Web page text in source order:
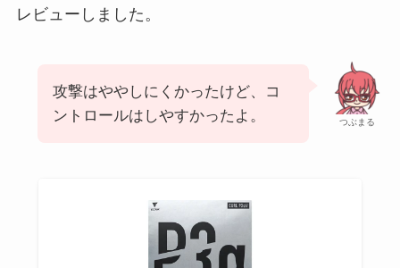
レビューしました。
つぶまる
攻撃はややしにくかったけど、コ
ントロールはしやすかったよ。